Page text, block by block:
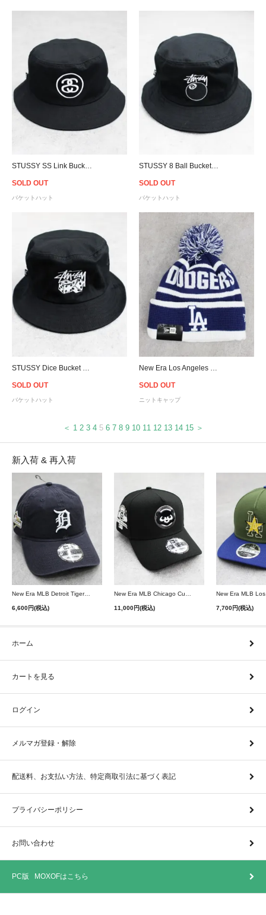
SOLD OUT
バケットハット
STUSSY 8 Ball Bucket Hat - Black
SOLD OUT
バケットハット
SOLD OUT
バケットハット
SOLD OUT
ニットキャップ
＜ 1 2 3 4 5 6 7 8 9 10 11 12 13 14 15 ＞
新入荷 & 再入荷
New Era MLB Detroit Tigers Postseason 9Twenty Strapback Cap - Navy
6,600円(税込)
New Era MLB Chicago Cubs 9Forty A-Frame Snapback Cap - Black
11,000円(税込) 7,700円(税込)
ホーム
カートを見る
ログイン
メルマガ登録・解除
配送料、お支払い方法、特定商取引法に基づく表記
プライバシーポリシー
お問い合わせ
PC版 MOXOFはこちら